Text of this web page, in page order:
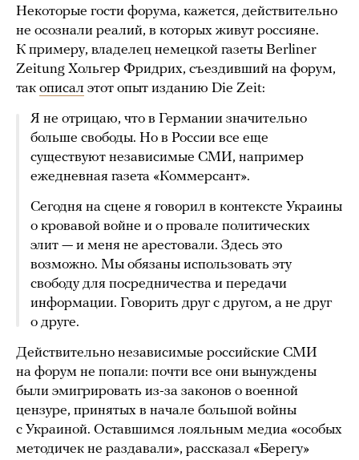
Некоторые гости форума, кажется, действительно
не осознали реалий, в которых живут россияне.
К примеру, владелец немецкой газеты Berliner
Zeitung Хольгер Фридрих, съездивший на форум,
так описал этот опыт изданию Die Zeit:
Я не отрицаю, что в Германии значительно
больше свободы. Но в России все еще
существуют независимые СМИ, например
ежедневная газета «Коммерсант».
Сегодня на сцене я говорил в контексте Украины
о кровавой войне и о провале политических
элит — и меня не арестовали. Здесь это
возможно. Мы обязаны использовать эту
свободу для посредничества и передачи
информации. Говорить друг с другом, а не друг
о друге.
Действительно независимые российские СМИ
на форум не попали: почти все они вынуждены
были эмигрировать из-за законов о военной
цензуре, принятых в начале большой войны
с Украиной. Оставшимся лояльным медиа «особых
методичек не раздавали», рассказал «Берегу»